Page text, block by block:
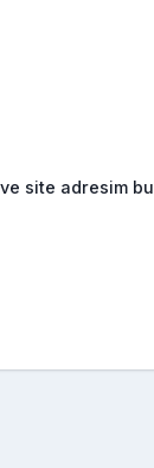
site adresim bu